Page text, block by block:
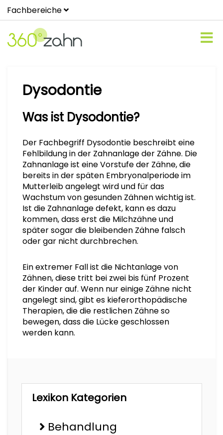
Fachbereiche
Dysodontie
Was ist Dysodontie?
Der Fachbegriff Dysodontie beschreibt eine
Fehlbildung in der Zahnanlage der Zähne. Die
Zahnanlage ist eine Vorstufe der Zähne, die
bereits in der späten Embryonalperiode im
Mutterleib angelegt wird und für das
Wachstum von gesunden Zähnen wichtig ist.
Ist die Zahnanlage defekt, kann es dazu
kommen, dass erst die Milchzähne und
später sogar die bleibenden Zähne falsch
oder gar nicht durchbrechen.
Ein extremer Fall ist die Nichtanlage von
Zähnen, diese tritt bei zwei bis fünf Prozent
der Kinder auf. Wenn nur einige Zähne nicht
angelegt sind, gibt es kieferorthopädische
Therapien, die die restlichen Zähne so
bewegen, dass die Lücke geschlossen
werden kann.
Lexikon Kategorien
Behandlung